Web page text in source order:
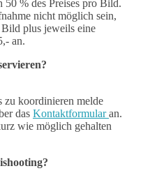
% des Preises pro Bild.
nicht möglich sein,
plus jeweils eine
an.
zu koordinieren melde
das Kontaktformularan.
wie möglich gehalten